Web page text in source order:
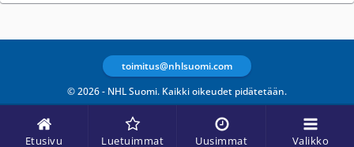
Etusivu Luetuimmat Uusimmat Valikko
© 2026 - NHL Suomi. Kaikki oikeudet pidätetään.
toimitus@nhlsuomi.com